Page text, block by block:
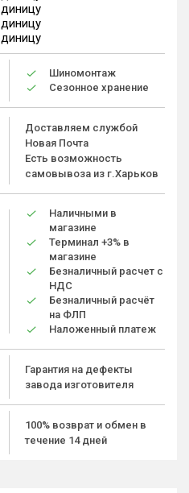
Шиномонтаж
Сезонное хранение
Доставляем службой
Новая Почта
Есть возможность
самовывоза из г.Харьков
Наличными в
магазине
Терминал +3% в
магазине
Безналичный расчет с
НДС
Безналичный расчёт
на ФЛП
Наложенный платеж
Гарантия на дефекты
завода изготовителя
100% возврат и обмен в
течение 14 дней